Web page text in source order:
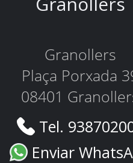
Granollers
Plaça Porxada
08401
Tel.
Enviar